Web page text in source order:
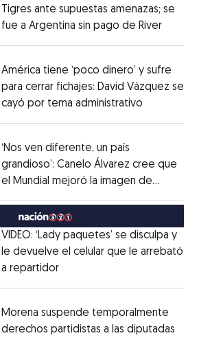
Tigres ante supuestas amenazas; se
fue a Argentina sin pago de RiverOpens
América tiene ‘poco dinero’ y sufre
para cerrar fichajes: David Vázquez se
cayó por tema administrativo
‘Nos ven diferente, un país
grandioso’: Canelo Álvarez cree que
el Mundial mejoró la imagen de
MéxicoOpens in new window
VIDEO: ‘Lady paquetes’ se disculpa y
le devuelve el celular que le arrebató
a repartidorOpens in new window
Morena suspende temporalmente
derechos partidistas a las diputadas